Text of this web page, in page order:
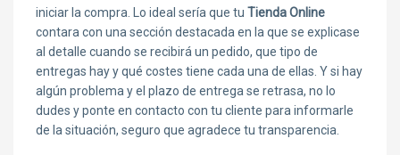
iniciar la compra. Lo ideal sería que tu Tienda Online
contara con una sección destacada en la que se explicase
al detalle cuando se recibirá un pedido, que tipo de
entregas hay y qué costes tiene cada una de ellas. Y si hay
algún problema y el plazo de entrega se retrasa, no lo
dudes y ponte en contacto con tu cliente para informarle
de la situación, seguro que agradece tu transparencia.